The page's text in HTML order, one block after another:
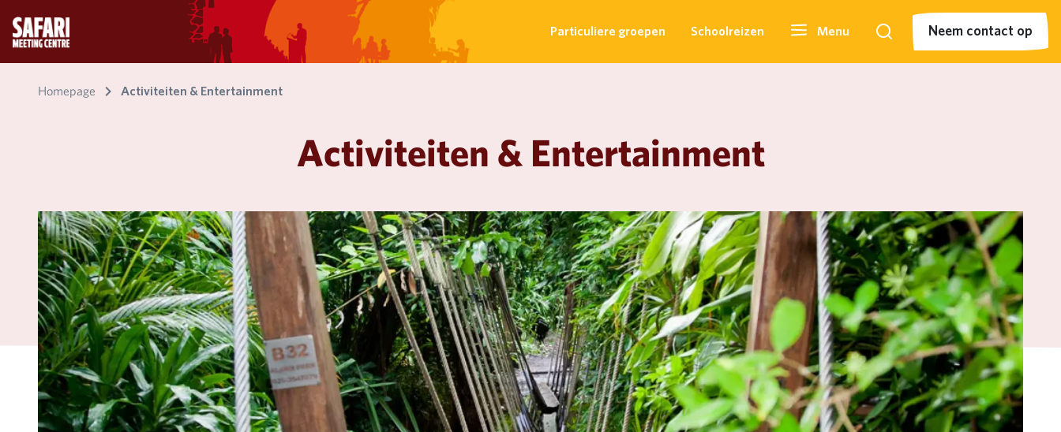
Particuliere groepen Schoolreizen Menu Zoeken Neem contact op
Neem contact op
Homepage Activiteiten & Entertainment
Activiteiten & Entertainment